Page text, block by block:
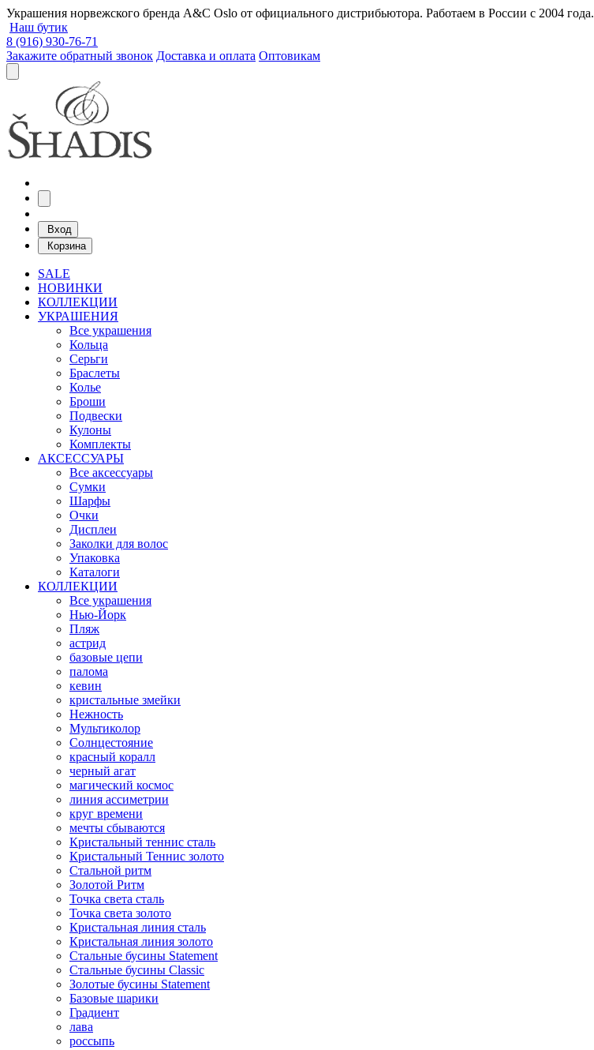
Украшения норвежского бренда A&C Oslo от официального дистрибьютора. Работаем в России с 2004 года.
Наш бутик
8 (916) 930-76-71
Закажите обратный звонок Доставка и оплата Оптовикам
Вход
Корзина
SALE
НОВИНКИ
КОЛЛЕКЦИИ
УКРАШЕНИЯ
Все украшения
Кольца
Серьги
Браслеты
Колье
Броши
Подвески
Кулоны
Комплекты
АКСЕССУАРЫ
Все аксессуары
Сумки
Шарфы
Очки
Дисплеи
Заколки для волос
Упаковка
Каталоги
КОЛЛЕКЦИИ
Все украшения
Нью-Йорк
Пляж
астрид
базовые цепи
палома
кевин
кристальные змейки
Нежность
Мультиколор
Солнцестояние
красный коралл
черный агат
магический космос
линия ассиметрии
круг времени
мечты сбываются
Кристальный теннис сталь
Кристальный Теннис золото
Стальной ритм
Золотой Ритм
Точка света сталь
Точка света золото
Кристальная линия сталь
Кристальная линия золото
Стальные бусины Statement
Стальные бусины Classic
Золотые бусины Statement
Базовые шарики
Градиент
лава
россыпь